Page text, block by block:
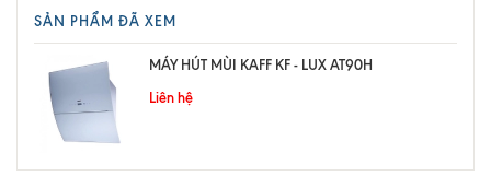
SẢN PHẨM ĐÃ XEM
MÁY HÚT MÙI KAFF KF - LUX AT90H
Liên hệ